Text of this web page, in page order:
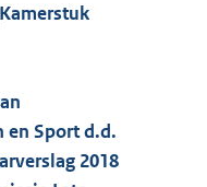
en Sport d.d.
2018